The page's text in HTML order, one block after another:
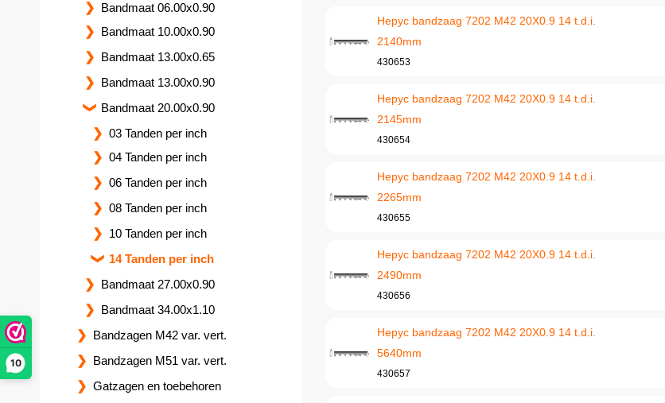
10
Hepyc bandzaag 7202 M42 20X0.9 14 t.d.i.
2140mm
430653
Hepyc bandzaag 7202 M42 20X0.9 14 t.d.i.
2145mm
430654
Hepyc bandzaag 7202 M42 20X0.9 14 t.d.i.
2265mm
430655
Hepyc bandzaag 7202 M42 20X0.9 14 t.d.i.
2490mm
430656
Hepyc bandzaag 7202 M42 20X0.9 14 t.d.i.
5640mm
430657
Bandmaat 06.00x0.90
Bandmaat 10.00x0.90
Bandmaat 13.00x0.65
Bandmaat 13.00x0.90
Bandmaat 20.00x0.90
03 Tanden per inch
04 Tanden per inch
06 Tanden per inch
08 Tanden per inch
10 Tanden per inch
14 Tanden per inch
Bandmaat 27.00x0.90
Bandmaat 34.00x1.10
Bandzagen M42 var. vert.
Bandzagen M51 var. vert.
Gatzagen en toebehoren